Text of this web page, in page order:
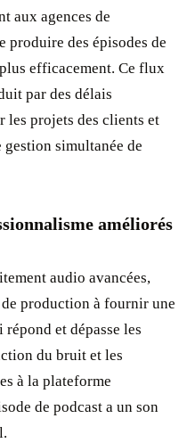
aux agences de
des épisodes de
efficacement. Ce flux
par des délais
les projets des clients et
simultanée de
améliorés
audio avancées,
production à fournir une
et dépasse les
du bruit et les
à la plateforme
de podcast a un son